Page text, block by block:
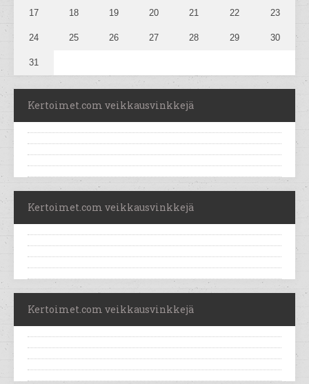
17 18 19 20 21 22 23
24 25 26 27 28 29 30
31
Kertoimet.com veikkausvinkkejä
Kertoimet.com veikkausvinkkejä
Kertoimet.com veikkausvinkkejä